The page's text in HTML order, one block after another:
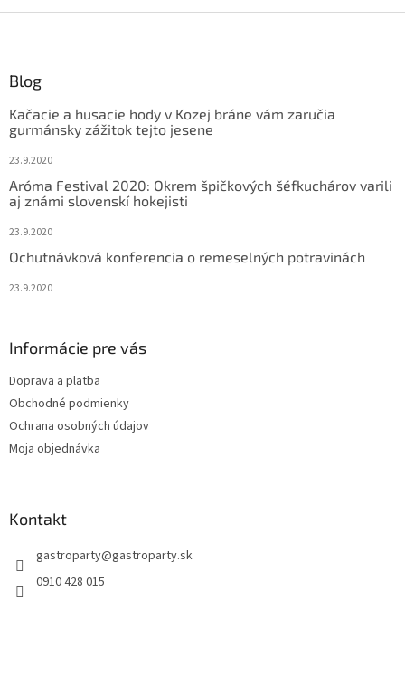
Blog
Kačacie a husacie hody v Kozej bráne vám zaručia
gurmánsky zážitok tejto jesene
23.9.2020
Aróma Festival 2020: Okrem špičkových šéfkuchárov varili
aj známi slovenskí hokejisti
23.9.2020
Ochutnávková konferencia o remeselných potravinách
23.9.2020
Informácie pre vás
Doprava a platba
Obchodné podmienky
Ochrana osobných údajov
Moja objednávka
Kontakt
gastroparty@gastroparty.sk
0910 428 015